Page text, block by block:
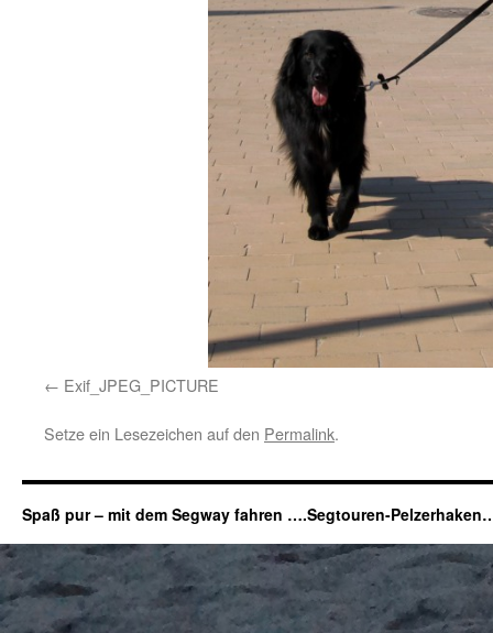
Exif_JPEG_PICTURE
Setze ein Lesezeichen auf den Permalink.
Spaß pur – mit dem Segway fahren ….Segtouren-